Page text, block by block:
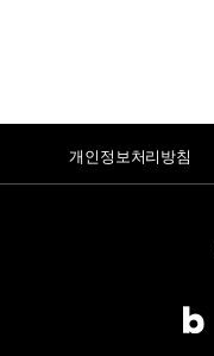
개인정보처리방침